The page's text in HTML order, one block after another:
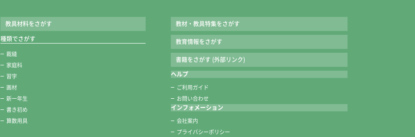
発行学年
学校納入定価
●児童用ワーク [8単元セット]：320円
●教師用資料 [教師用赤刷り+別冊指導書]：320円
※U-SSTソーシャルスキルワークライト：児童用ワーク [4単元セット]：200円
教具材料をさがす
種類でさがす
裁縫
家庭科
習字
画材
新一年生
書き初め
算数用具
教材・教具特集をさがす
教育情報をさがす
書籍をさがす (外部リンク)
ヘルプ
ご利用ガイド
お問い合わせ
インフォメーション
会社案内
プライバシーポリシー